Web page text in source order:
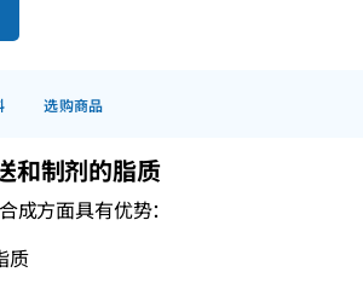
选购商品
和制剂的脂质
成方面具有优势：
质